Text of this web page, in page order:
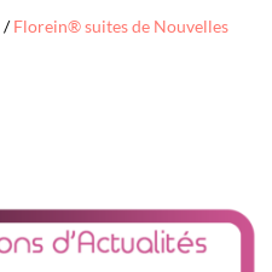
/Florein® suites de Nouvelles